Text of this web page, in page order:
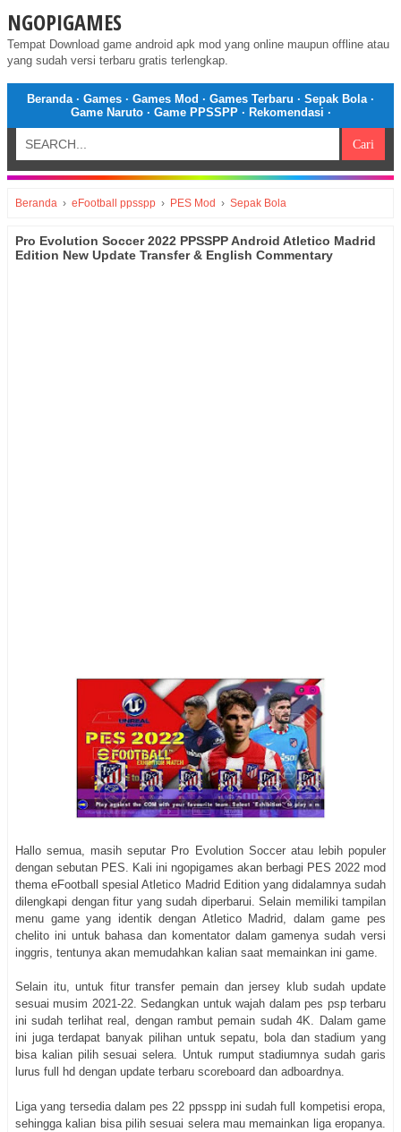
NGOPIGAMES
Tempat Download game android apk mod yang online maupun offline atau
yang sudah versi terbaru gratis terlengkap.
Beranda· Games · Games Mod · Games Terbaru · Sepak Bola·
Game Naruto· Game PPSSPP· Rekomendasi ·
Beranda › eFootball ppsspp › PES Mod › Sepak Bola
Pro Evolution Soccer 2022 PPSSPP Android Atletico Madrid
Edition New Update Transfer & English Commentary
Hallo semua, masih seputar Pro Evolution Soccer atau lebih populer
dengan sebutan PES. Kali ini ngopigames akan berbagi PES 2022 mod
thema eFootball spesial Atletico Madrid Edition yang didalamnya sudah
dilengkapi dengan fitur yang sudah diperbarui. Selain memiliki tampilan
menu game yang identik dengan Atletico Madrid, dalam game pes
chelito ini untuk bahasa dan komentator dalam gamenya sudah versi
inggris, tentunya akan memudahkan kalian saat memainkan ini game.
Selain itu, untuk fitur transfer pemain dan jersey klub sudah update
sesuai musim 2021-22. Sedangkan untuk wajah dalam pes psp terbaru
ini sudah terlihat real, dengan rambut pemain sudah 4K. Dalam game
ini juga terdapat banyak pilihan untuk sepatu, bola dan stadium yang
bisa kalian pilih sesuai selera. Untuk rumput stadiumnya sudah garis
lurus full hd dengan update terbaru scoreboard dan adboardnya.
Liga yang tersedia dalam pes 22 ppsspp ini sudah full kompetisi eropa,
sehingga kalian bisa pilih sesuai selera mau memainkan liga eropanya.